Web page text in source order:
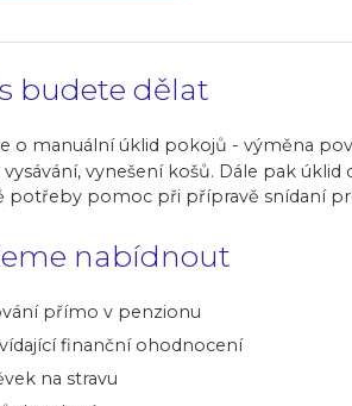
budete dělat
o manuální úklid pokojů - výměna
vysávání, vynešení košů. Dále pak
potřeby pomoc při přípravě snídaní
nabídnout
přímo v penzionu
finanční ohodnocení
na stravu